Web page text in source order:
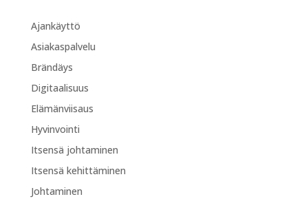
Ajankäyttö
Asiakaspalvelu
Brändäys
Digitaalisuus
Elämänviisaus
Hyvinvointi
Itsensä johtaminen
Itsensä kehittäminen
Johtaminen